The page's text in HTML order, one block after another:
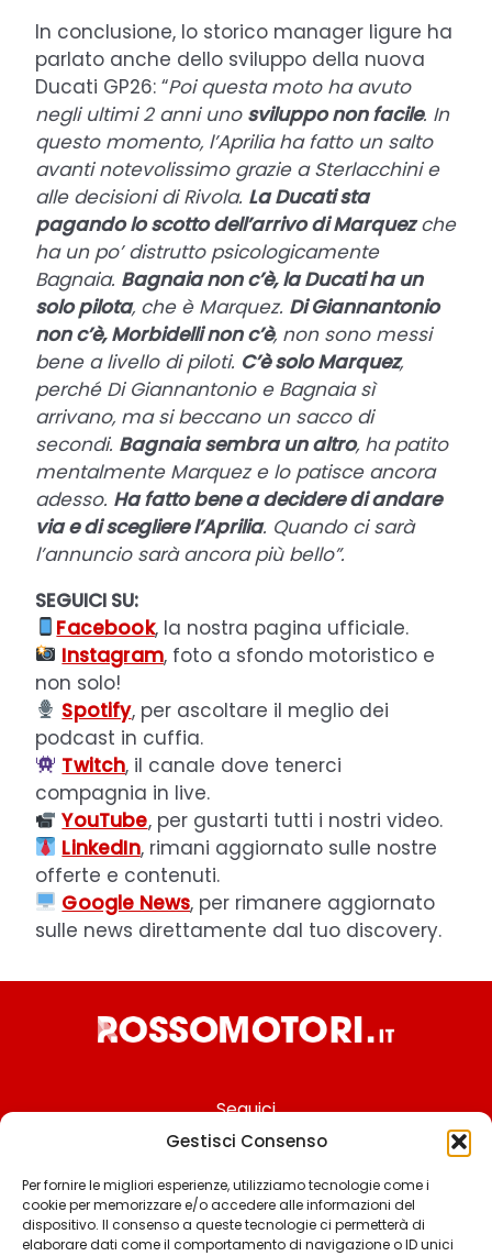
Gestisci Consenso
Per fornire le migliori esperienze, utilizziamo tecnologie come i
cookie per memorizzare e/o accedere alle informazioni del
dispositivo. Il consenso a queste tecnologie ci permetterà di
elaborare dati come il comportamento di navigazione o ID unici
In conclusione, lo storico manager ligure ha
parlato anche dello sviluppo della nuova
Ducati GP26: “Poi questa moto ha avuto
negli ultimi 2 anni uno sviluppo non facile. In
questo momento, l’Aprilia ha fatto un salto
avanti notevolissimo grazie a Sterlacchini e
alle decisioni di Rivola. La Ducati sta
pagando lo scotto dell’arrivo di Marquezche
ha un po’ distrutto psicologicamente
Bagnaia. Bagnaia non c’è, la Ducati ha un
solo pilota, che è Marquez. Di Giannantonio
non c’è, Morbidelli non c’è, non sono messi
bene a livello di piloti. C’è solo Marquez,
perché Di Giannantonio e Bagnaia sì
arrivano, ma si beccano un sacco di
secondi. Bagnaia sembra un altro, ha patito
mentalmente Marquez e lo patisce ancora
adesso. Ha fatto bene a decidere di andare
via e di scegliere l’Aprilia. Quando ci sarà
l’annuncio sarà ancora più bello”.
SEGUICI SU:
Facebook, la nostra pagina ufficiale.
Instagram, foto a sfondo motoristico e
non solo!
Spotify, per ascoltare il meglio dei
podcast in cuffia.
Twitch, il canale dove tenerci
compagnia in live.
YouTube, per gustarti tutti i nostri video.
LinkedIn, rimani aggiornato sulle nostre
offerte e contenuti.
Google News, per rimanere aggiornato
sulle news direttamente dal tuo discovery.
Seguici
Chi siamo